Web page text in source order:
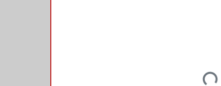
Loading...